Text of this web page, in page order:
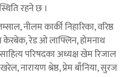
रहने छ ।
नीलम कार्की निहारिका, वरिष्ठ
केरबेक, रेड ओ लाफ्लिन, होमनाथ
परिषदका अध्यक्ष खेम रिजाल
नारायण श्रेष्ठ, प्रेम बाँनिया, सुरज